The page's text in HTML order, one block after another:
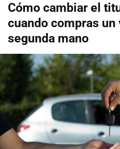
Cómo cambiar el
cuando compras un
segunda mano